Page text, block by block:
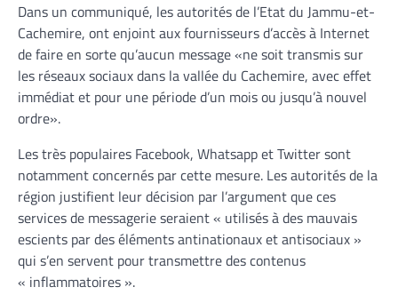
Dans un communiqué, les autorités de l’Etat du Jammu-et-
Cachemire, ont enjoint aux fournisseurs d’accès à Internet
de faire en sorte qu’aucun message «ne soit transmis sur
les réseaux sociaux dans la vallée du Cachemire, avec effet
immédiat et pour une période d’un mois ou jusqu’à nouvel
ordre».
Les très populaires Facebook, Whatsapp et Twitter sont
notamment concernés par cette mesure. Les autorités de la
région justifient leur décision par l’argument que ces
services de messagerie seraient « utilisés à des mauvais
escients par des éléments antinationaux et antisociaux »
qui s’en servent pour transmettre des contenus
« inflammatoires ».